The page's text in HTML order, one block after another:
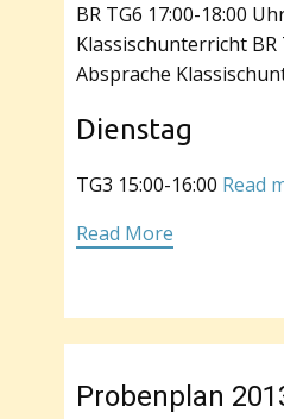
BR TG6 17:00-18:00
Klassischunterricht BR
Absprache
Dienstag
TG3 15:00-16:00 Read
Read More
Probenplan